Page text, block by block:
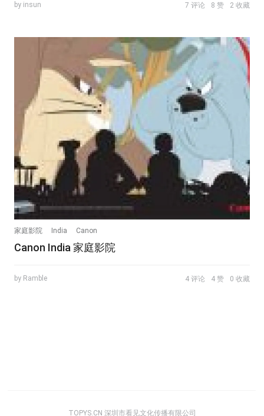
by insun 7 评论 8 赞 2 收藏
家庭影院 India Canon
Canon India 家庭影院
by Ramble 4 评论 4 赞 0 收藏
TOPYS.CN 深圳市看见文化传播有限公司